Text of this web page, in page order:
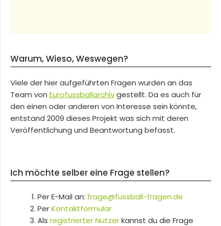
Warum, Wieso, Weswegen?
Viele der hier aufgeführten Fragen wurden an das
Team von Eurofussballarchivgestellt. Da es auch für
den einen oder anderen von Interesse sein könnte,
entstand 2009 dieses Projekt was sich mit deren
Veröffentlichung und Beantwortung befasst.
Ich möchte selber eine Frage stellen?
Per E-Mail an: frage@fussball-fragen.de
PerKontaktformular
Als registrierter Nutzerkannst du die Frage